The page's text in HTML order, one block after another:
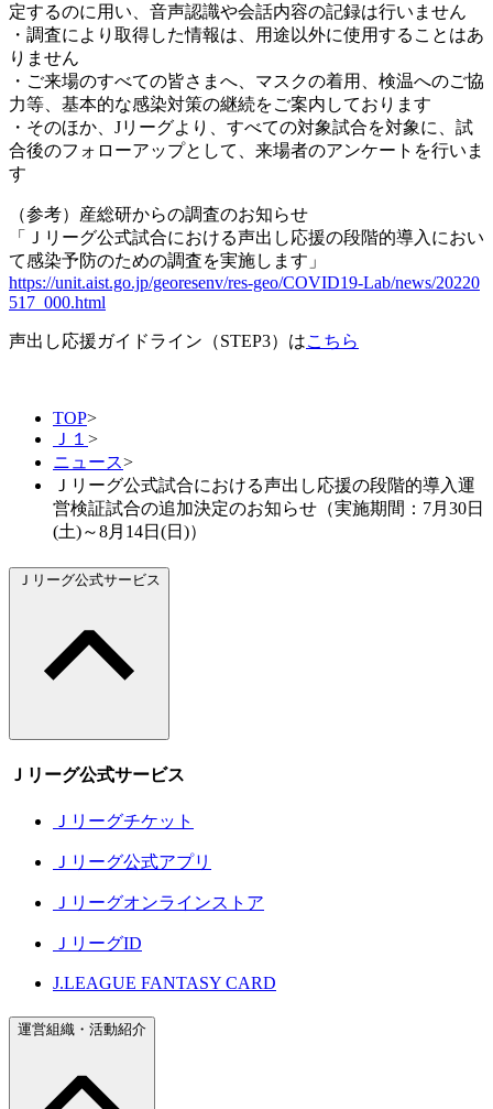
定するのに用い、音声認識や会話内容の記録は行いません
・調査により取得した情報は、用途以外に使用することはあ
りません
・ご来場のすべての皆さまへ、マスクの着用、検温へのご協
力等、基本的な感染対策の継続をご案内しております
・そのほか、Jリーグより、すべての対象試合を対象に、試
合後のフォローアップとして、来場者のアンケートを行いま
す
（参考）産総研からの調査のお知らせ
「Ｊリーグ公式試合における声出し応援の段階的導入におい
て感染予防のための調査を実施します」
https://unit.aist.go.jp/georesenv/res-geo/COVID19-Lab/news/20220
517_000.html
声出し応援ガイドライン（STEP3）はこちら
TOP>
Ｊ１ >
ニュース>
Ｊリーグ公式試合における声出し応援の段階的導入運
営検証試合の追加決定のお知らせ（実施期間：7月30日
(土)～8月14日(日)）
Ｊリーグ公式サービス
Ｊリーグ公式サービス
Ｊリーグチケット
Ｊリーグ公式アプリ
Ｊリーグオンラインストア
ＪリーグID
J.LEAGUE FANTASY CARD
運営組織・活動紹介